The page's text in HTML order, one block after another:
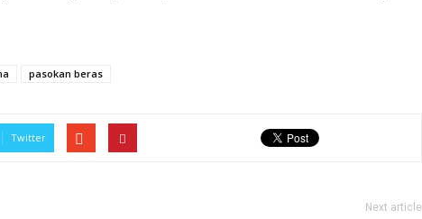
pasokan beras
Twitter
Next article